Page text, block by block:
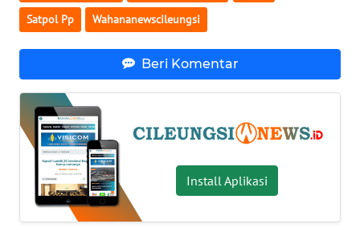
Satpol Pp Wahananewscileungsi
Beri Komentar
Install Aplikasi
KALTARA
KALSEL
WN
KALTIM
WN
SULSEL